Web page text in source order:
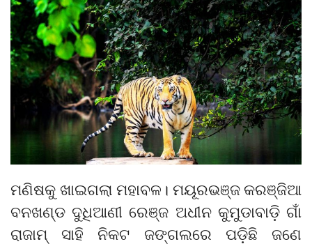
ମଣିଷକୁ ଖାଇଗଲା ମହାବଳ। ମୟୂରଭଞ୍ଜ କରଞ୍ଜିଆ
ବନଖଣ୍ଡ ଦୁଧିଆଣୀ ରେଞ୍ଜ ଅଧୀନ କୁମୁଡାବାଡ଼ି ଗାଁ
ରାଜାମ୍ ସାହି ନିକଟ ଜଙ୍ଗଲରେ ପଡ଼ିଛି ଜଣେ